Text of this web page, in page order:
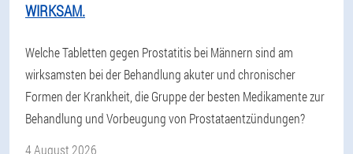
WIRKSAM.
Welche Tabletten gegen Prostatitis bei Männern sind am
wirksamsten bei der Behandlung akuter und chronischer
Formen der Krankheit, die Gruppe der besten Medikamente zur
Behandlung und Vorbeugung von Prostataentzündungen?
4 August 2026